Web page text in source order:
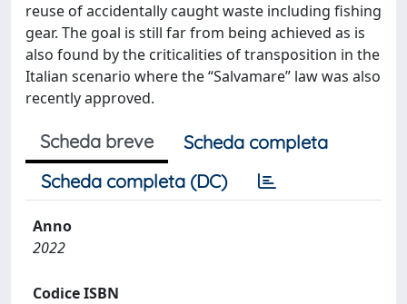
reuse of accidentally caught waste including fishing
gear. The goal is still far from being achieved as is
also found by the criticalities of transposition in the
Italian scenario where the “Salvamare” law was also
recently approved.
Scheda breve
Scheda completa
Scheda completa (DC)
Anno
2022
Codice ISBN